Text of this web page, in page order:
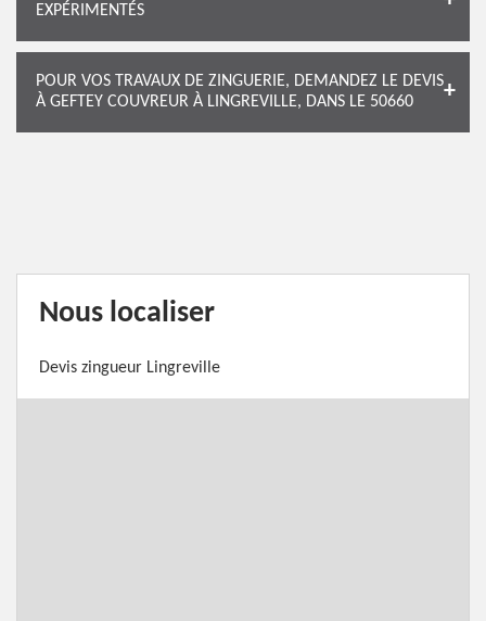
EXPÉRIMENTÉS
POUR VOS TRAVAUX DE ZINGUERIE, DEMANDEZ LE DEVIS
À GEFTEY COUVREUR À LINGREVILLE, DANS LE 50660
Nous localiser
Devis zingueur Lingreville